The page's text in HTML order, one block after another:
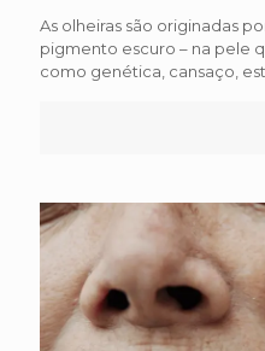
As olheiras são originadas
pigmento escuro – na pele
como genética, cansaço,